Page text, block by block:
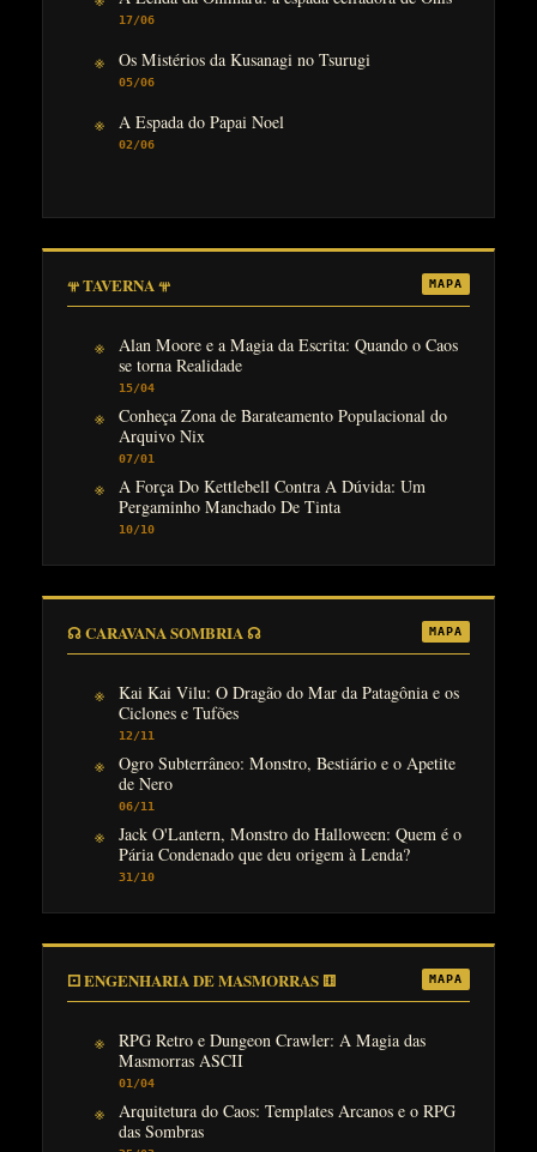
17/06
Os Mistérios da Kusanagi no Tsurugi
05/06
A Espada do Papai Noel
02/06
𖥬 TAVERNA 𖥬 MAPA
Alan Moore e a Magia da Escrita: Quando o Caos
se torna Realidade
15/04
Conheça Zona de Barateamento Populacional do
Arquivo Nix
07/01
A Força Do Kettlebell Contra A Dúvida: Um
Pergaminho Manchado De Tinta
10/10
☊ CARAVANA SOMBRIA ☊ MAPA
Kai Kai Vilu: O Dragão do Mar da Patagônia e os
Ciclones e Tufões
12/11
Ogro Subterrâneo: Monstro, Bestiário e o Apetite
de Nero
06/11
Jack O'Lantern, Monstro do Halloween: Quem é o
Pária Condenado que deu origem à Lenda?
31/10
⚀ ENGENHARIA DE MASMORRAS ⚅ MAPA
RPG Retro e Dungeon Crawler: A Magia das
Masmorras ASCII
01/04
Arquitetura do Caos: Templates Arcanos e o RPG
das Sombras